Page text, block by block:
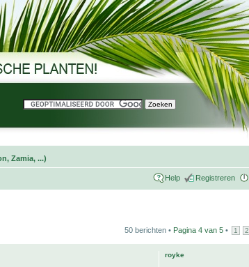
Zamia, ...)
Help Registreren
50 berichten • Pagina 4 van 5 • 1 2
royke